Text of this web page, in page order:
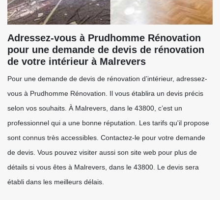
Adressez-vous à Prudhomme Rénovation
pour une demande de devis de rénovation
de votre intérieur à Malrevers
Pour une demande de devis de rénovation d’intérieur, adressez-
vous à Prudhomme Rénovation. Il vous établira un devis précis
selon vos souhaits. À Malrevers, dans le 43800, c’est un
professionnel qui a une bonne réputation. Les tarifs qu'il propose
sont connus très accessibles. Contactez-le pour votre demande
de devis. Vous pouvez visiter aussi son site web pour plus de
détails si vous êtes à Malrevers, dans le 43800. Le devis sera
établi dans les meilleurs délais.